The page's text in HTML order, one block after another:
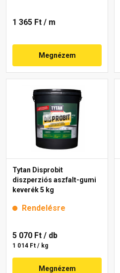
1 365 Ft / m
Megnézem
Tytan Disprobit
diszperziós aszfalt-gumi
keverék 5 kg
Rendelésre
5 070 Ft / db
1 014 Ft / kg
Megnézem